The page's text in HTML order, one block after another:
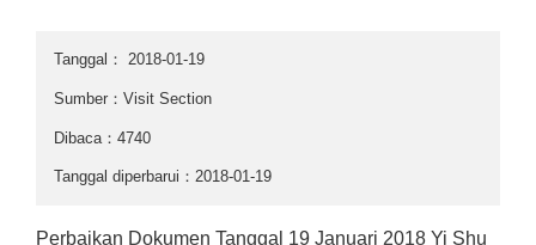
Tanggal： 2018-01-19
Sumber：Visit Section
Dibaca：4740
Tanggal diperbarui：2018-01-19
Perbaikan Dokumen Tanggal 19 Januari 2018 Yi Shu